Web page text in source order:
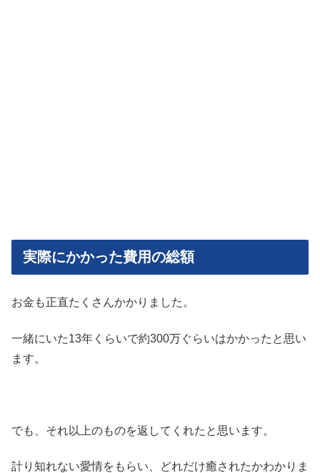
実際にかかった費用の総額
お金も正直たくさんかかりました。
一緒にいた13年くらいで約300万ぐらいはかかったと思い
ます。
でも、それ以上のものを返してくれたと思います。
計り知れない愛情をもらい、どれだけ癒されたかわかりま